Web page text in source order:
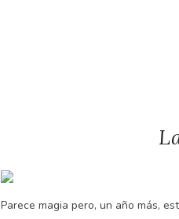
Parece magia pero, un año más,